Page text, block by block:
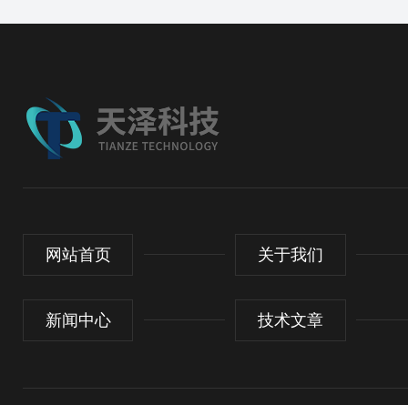
网站首页 关于我们
新闻中心 技术文章